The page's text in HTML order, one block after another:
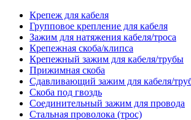
Крепеж для кабеля
Групповое крепление для кабеля
Зажим для натяжения кабеля/троса
Крепежная скоба/клипса
Крепежный зажим для кабеля/трубы
Прижимная скоба
Сдавливающий зажим для кабеля/
Скоба под гвоздь
Соединительный зажим для провода
Стальная проволока (трос)